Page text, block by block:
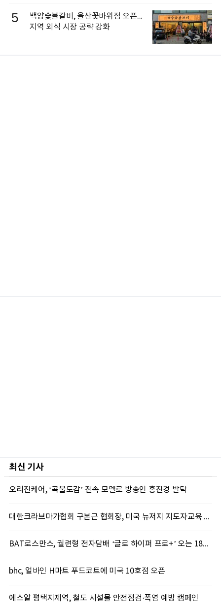
5
백양숯불갈비, 울산꽃바위점 오픈...
지역 외식 시장 공략 강화
최신 기사
오리진케어, ‘곡물도감’ 전속 모델로 방송인 홍진경 발탁
대한크라브마가협회 구본근 협회장, 미국 뉴저지 지도자교육 실시
BAT로스만스, 궐련형 전자담배 ‘글로 하이퍼 프로+’ 오는 18일 출시
bhc, 얼바인 H마트 푸드코트에 미국 10호점 오픈
에스알 평택지제역, 철도 시설물 안전점검·폭염 예방 캠페인